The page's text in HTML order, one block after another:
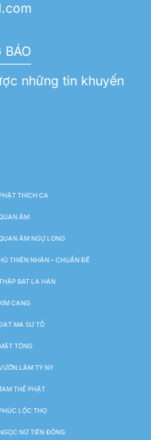
BÁO
những tin khuyến
THÍCH CA
ÂM
ÂM NGỰ LONG
THIÊN NHÃN – CHUẨN ĐỀ
BÁT LA HÁN
CANG
MA SƯ TỔ
TÔNG
LÂM TỲ NY
THẾ PHẬT
LỘC THỌ
NỮ TIÊN ĐỒNG